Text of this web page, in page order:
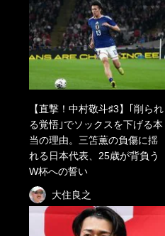
【直撃！中村敬斗♯3】｢削られ
る覚悟｣でソックスを下げる本
当の理由。三笘薫の負傷に揺
れる日本代表、25歳が背負う
W杯への誓い
大住良之